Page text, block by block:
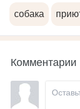
собака
Комментарии